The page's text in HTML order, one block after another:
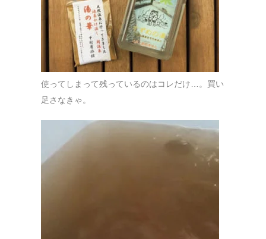
使ってしまって残っているのはコレだけ…。買い
足さなきゃ。